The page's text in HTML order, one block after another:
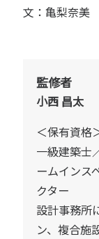
文：亀梨奈美
監修者
小西 昌太
＜保有資格
一級建築士
ームインス
クター
設計事務所
ン、複合施